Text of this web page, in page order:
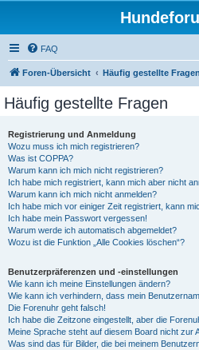
FAQ
Foren-Übersicht Häufig gestellte Fragen
Häufig gestellte Fragen
Registrierung und Anmeldung
Wozu muss ich mich registrieren?
Was ist COPPA?
Warum kann ich mich nicht registrieren?
Ich habe mich registriert, kann mich aber nicht
Warum kann ich mich nicht anmelden?
Ich habe mich vor einiger Zeit registriert, kann
Ich habe mein Passwort vergessen!
Warum werde ich automatisch abgemeldet?
Wozu ist die Funktion „Alle Cookies löschen“?
Benutzerpräferenzen und -einstellungen
Wie kann ich meine Einstellungen ändern?
Wie kann ich verhindern, dass mein
Die Forenuhr geht falsch!
Ich habe die Zeitzone eingestellt, aber die
Meine Sprache steht auf diesem Board nicht zur
Was sind das für Bilder, die bei meinem